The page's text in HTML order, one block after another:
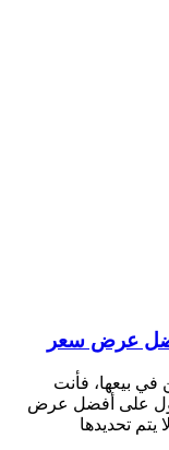
عرض سعر
في بيعها، فأنت
على أفضل عرض
تحديدها